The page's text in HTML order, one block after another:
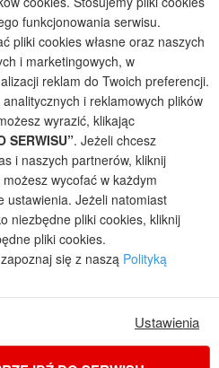
Tradycyjne i nowoczesne gotowe
architektoniczna założona w 1990r.
powstawania projektów (zgodnie z
stronie projekty domów mogą
technicznej.
dostępnych w naszym sklepie,
potrzeb korzystamy z
cookies na urządzeniach
użytkownik może kontrolować za
internetowej. Dalsze korzystanie z
zmiany ustawień przeglądarki
stosowanie plików cookies.
prywatności.
sklepu internetowego
funkcjonowania serwisu.
pliki cookies własne oraz naszych
i marketingowych, w
reklam do Twoich preferencji.
i reklamowych plików
wyrazić, klikając
SERWISU”. Jeżeli chcesz
i naszych partnerów, kliknij
wycofać w każdym
ustawienia. Jeżeli natomiast
niezbędne pliki cookies, kliknij
pliki cookies.
się z naszą Polityką
Ustawienia